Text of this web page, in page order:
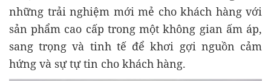
những trải nghiệm mới mẻ cho khách hàng với
sản phẩm cao cấp trong một không gian ấm áp,
sang trọng và tinh tế để khơi gợi nguồn cảm
hứng và sự tự tin cho khách hàng.